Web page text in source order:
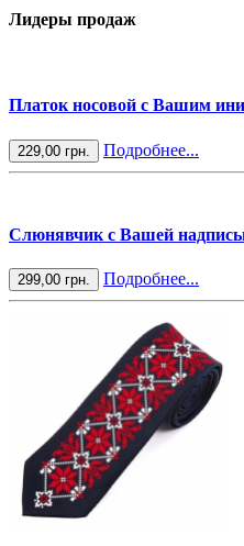
Лидеры продаж
Платок носовой с Вашим
229,00 грн. Подробнее...
Слюнявчик с Вашей
299,00 грн. Подробнее...